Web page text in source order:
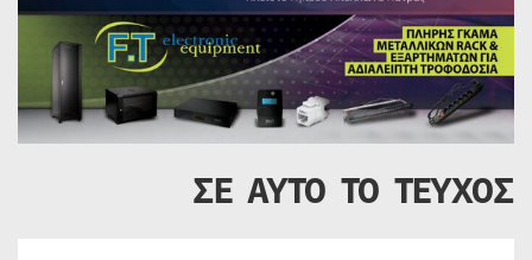
ΣΕ ΑΥΤΟ ΤΟ ΤΕΥΧΟΣ